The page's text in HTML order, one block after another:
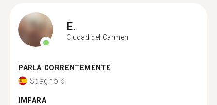
E.
Ciudad del Carmen
PARLA CORRENTEMENTE
Spagnolo
IMPARA